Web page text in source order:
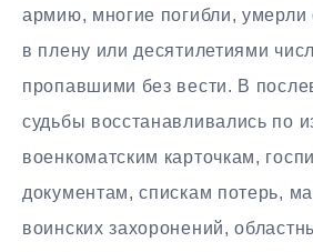
армию, многие погибли, умерли
в плену или десятилетиями
пропавшими без вести. В
судьбы восстанавливались по
военкоматским карточкам,
документам, спискам потерь,
воинских захоронений,